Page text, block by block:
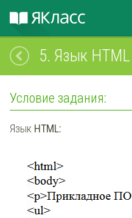
5. Язык HTML
Условие задания:
Язык HTML: